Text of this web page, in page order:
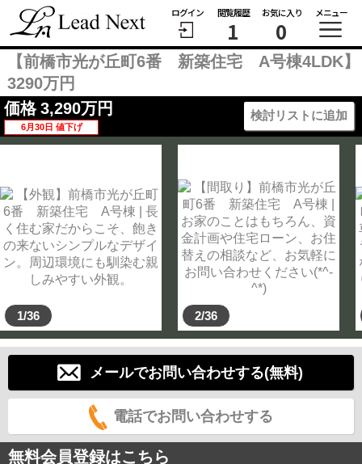
ログイン 閲覧履歴
1
お気に入り
0
メニュー
【前橋市光が丘町6番 新築住宅 A号棟4LDK】
3290万円
価格 3,290万円
6月30日 値下げ
検討リストに追加
1/36 2/36
メールでお問い合わせする(無料)
電話でお問い合わせする
無料会員登録はこちら